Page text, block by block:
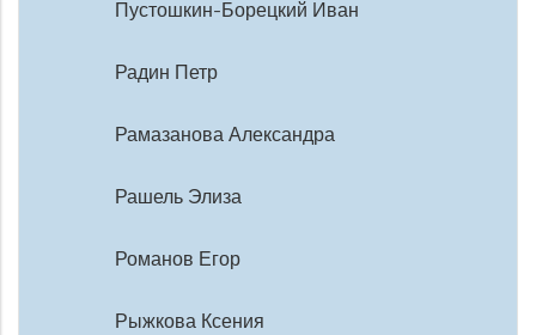
Пустошкин-Борецкий Иван
Радин Петр
Рамазанова Александра
Рашель Элиза
Романов Егор
Рыжкова Ксения